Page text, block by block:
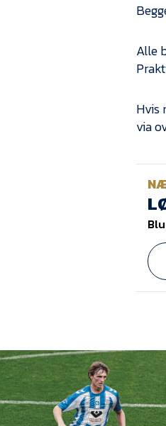
Alle
Hvis
via